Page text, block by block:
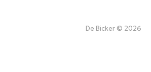
De Bicker © 2026